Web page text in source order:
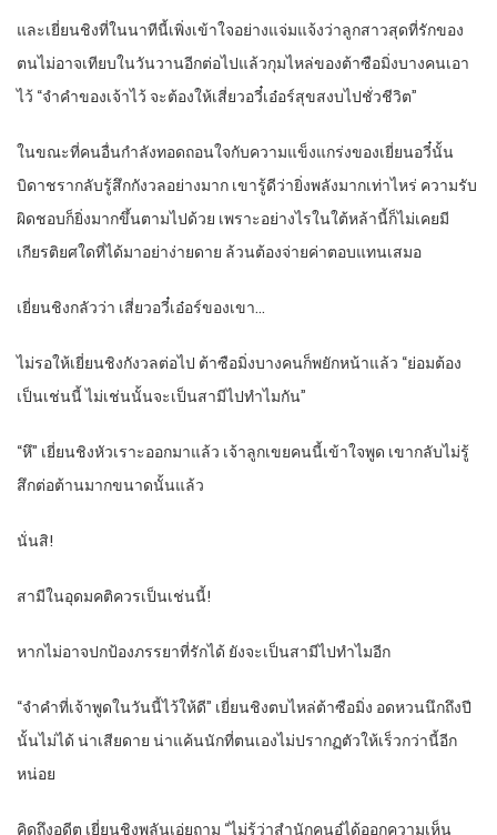
และเยี่ยนชิงที่ในนาทีนี้เพิ่งเข้าใจอย่างแจ่มแจ้งว่าลูกสาวสุดที่รักของ
ตนไม่อาจเทียบในวันวานอีกต่อไปแล้วกุมไหล่ของต้าซือมิ่งบางคนเอา
ไว้ “จำคำของเจ้าไว้ จะต้องให้เสี่ยวอวี๋เอ๋อร์สุขสงบไปชั่วชีวิต”
ในขณะที่คนอื่นกำลังทอดถอนใจกับความแข็งแกร่งของเยี่ยนอวี๋นั้น
บิดาชรากลับรู้สึกกังวลอย่างมาก เขารู้ดีว่ายิ่งพลังมากเท่าไหร่ ความรับ
ผิดชอบก็ยิ่งมากขึ้นตามไปด้วย เพราะอย่างไรในใต้หล้านี้ก็ไม่เคยมี
เกียรติยศใดที่ได้มาอย่าง่ายดาย ล้วนต้องจ่ายค่าตอบแทนเสมอ
เยี่ยนชิงกลัวว่า เสี่ยวอวี๋เอ๋อร์ของเขา…
ไม่รอให้เยี่ยนชิงกังวลต่อไป ต้าซือมิ่งบางคนก็พยักหน้าแล้ว “ย่อมต้อง
เป็นเช่นนี้ ไม่เช่นนั้นจะเป็นสามีไปทำไมกัน”
“หึ” เยี่ยนชิงหัวเราะออกมาแล้ว เจ้าลูกเขยคนนี้เข้าใจพูด เขากลับไม่รู้
สึกต่อต้านมากขนาดนั้นแล้ว
นั่นสิ!
สามีในอุดมคติควรเป็นเช่นนี้!
หากไม่อาจปกป้องภรรยาที่รักได้ ยังจะเป็นสามีไปทำไมอีก
“จำคำที่เจ้าพูดในวันนี้ไว้ให้ดี” เยี่ยนชิงตบไหล่ต้าซือมิ่ง อดหวนนึกถึงปี
นั้นไม่ได้ น่าเสียดาย น่าแค้นนักที่ตนเองไม่ปรากฏตัวให้เร็วกว่านี้อีก
หน่อย
คิดถึงอดีต เยี่ยนชิงพลันเอ่ยถาม “ไม่รู้ว่าสำนักคุนอู๋ได้ออกความเห็น